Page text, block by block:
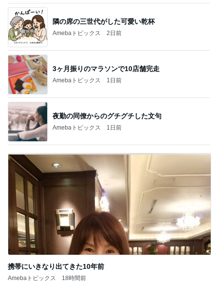
隣の席の三世代がした可愛い乾杯
Amebaトピックス 2日前
3ヶ月振りのマラソンで10店舗完走
Amebaトピックス 1日前
夜勤の同僚からのグチグチした文句
Amebaトピックス 1日前
携帯にいきなり出てきた10年前
Amebaトピックス 18時間前